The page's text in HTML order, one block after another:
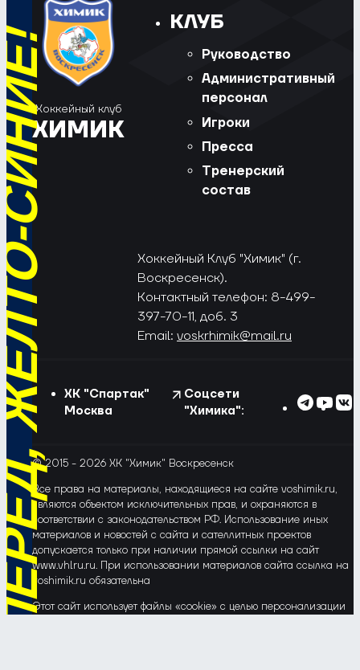
СИНИЕ!
Хоккейный клуб
ХИМИК
КЛУБ
Руководство
Административный
персонал
Игроки
Пресса
Тренерский
состав
Хоккейный Клуб "Химик" (г.
Воскресенск).
Контактный телефон: 8-499-
397-70-11, доб. 3
Email: voskrhimik@mail.ru
ХК "Спартак"
Москва
Соцсети
"Химика":
© 2015 - 2026 ХК "Химик" Воскресенск
Все права на материалы, находящиеся на сайте voshimik.ru,
являются объектом исключительных прав, и охраняются в
соответствии с законодательством РФ. Использование иных
материалов и новостей с сайта и сателлитных проектов
допускается только при наличии прямой ссылки на сайт
www.vhlru.ru. При использовании материалов сайта ссылка на
voshimik.ru обязательна
Этот сайт использует файлы «cookie» с целью персонализации